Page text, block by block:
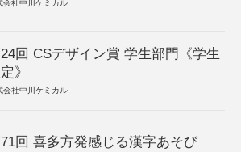
会社中川ケミカル
回 CSデザイン賞 学生部門《学生
》
会社中川ケミカル
回 喜多方発感じる漢字あそび